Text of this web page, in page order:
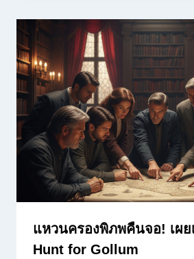
แหวนครองพิภพคืนจอ! เผย
Hunt for Gollum